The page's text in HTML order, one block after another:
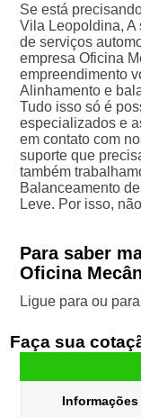
Se está
Vila Leopoldina, A
de serviços
empresa Oficina
empreendimento
Alinhamento e
Tudo isso só é
especializados e
em contato com
suporte que
também
Balanceamento
Leve. Por isso,
Para saber
Oficina
Ligue para ou para
Faça sua